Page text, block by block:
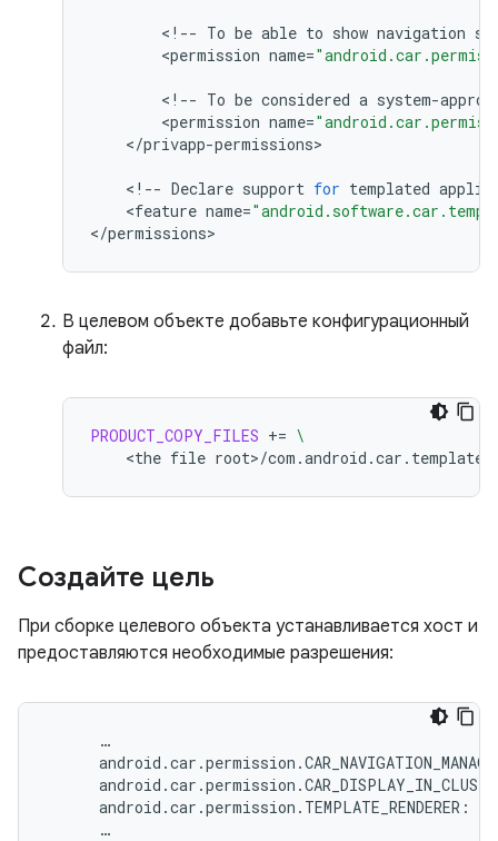
< ! -- To be able to show navigation
<permission name=
< ! -- To be considered a system-
<permission name=
</privapp-permissions>
< ! -- Declare support for templated
<feature name=
</permissions>
В целевом объекте добавьте конфигурационный
файл:
PRODUCT_COPY_FILES += \
<the file root>/
Создайте цель
При сборке целевого объекта устанавливается хост и
предоставляются необходимые разрешения:
…
android .car .permission .
android .car .permission .
android .car .permission . TEMPLATE_RENDERER :
…